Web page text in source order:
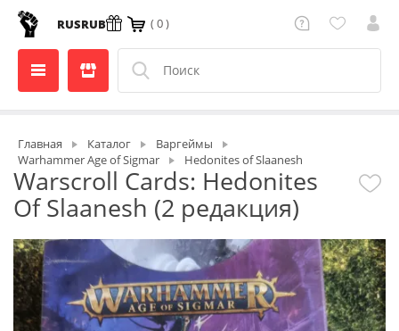
RUSRUB ( 0 )
Главная Каталог
Варгеймы
Warhammer Age of Sigmar
Hedonites of Slaanesh
Warscroll Cards: Hedonites
Of Slaanesh (2 редакция)